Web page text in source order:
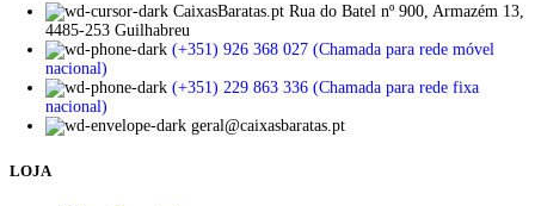
CaixasBaratas.pt Rua do Batel nº 900, Armazém 13,
4485-253 Guilhabreu
(+351) 926 368 027 (Chamada para rede móvel
nacional)
(+351) 229 863 336 (Chamada para rede fixa
nacional)
geral@caixasbaratas.pt
LOJA